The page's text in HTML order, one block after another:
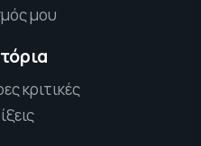
μου
κριτικές